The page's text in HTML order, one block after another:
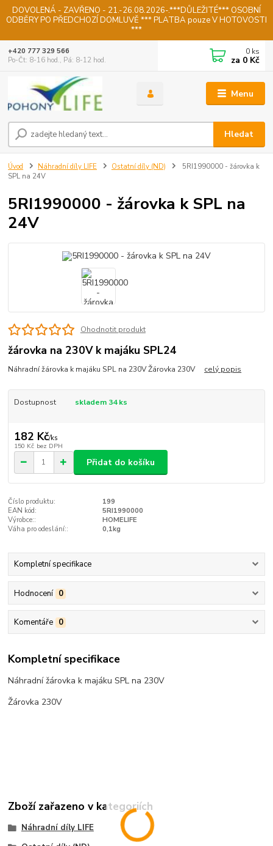
DOVOLENÁ - ZAVŘENO - 21.-26.08.2026-.***DŮLEŽITÉ*** OSOBNÍ
ODBĚRY PO PŘEDCHOZÍ DOMLUVĚ *** PLATBA pouze V HOTOVOSTI
***
Menu
Hledat
+420 777 329 566
Po-Čt: 8-16 hod., Pá: 8-12 hod.
0 ks
za 0 Kč
Úvod Náhradní díly LIFE Ostatní díly (ND)
5RI1990000 - žárovka k
SPL na 24V
5RI1990000 - žárovka k SPL na
24V
Ohodnotit produkt
žárovka na 230V k majáku SPL24
Náhradní žárovka k majáku SPL na 230V Žárovka 230V celý popis
Dostupnost skladem 34 ks
182 Kč/ks
150 Kč bez DPH
Přidat do košíku
Číslo produktu:
199
EAN kód:
5RI1990000
Výrobce::
HOMELIFE
Váha pro odeslání::
0,1kg
Kompletní specifikace
Hodnocení 0
Komentáře 0
Kompletní specifikace
Náhradní žárovka k majáku SPL na 230V
Žárovka 230V
Zboží zařazeno v kategoriích
Náhradní díly LIFE